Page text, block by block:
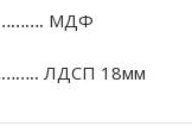
МДФ
ЛДСП 18мм